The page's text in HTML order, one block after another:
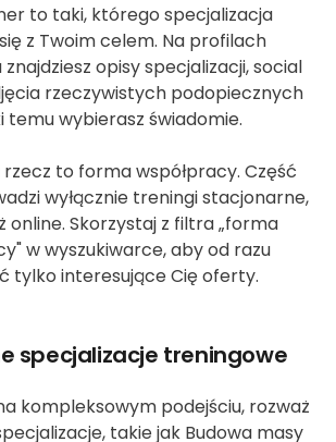
to taki, którego specjalizacja
z Twoim celem. Na profilach
opisy specjalizacji, social
rzeczywistych podopiecznych
temu wybierasz świadomie.
to forma współpracy. Część
wyłącznie treningi stacjonarne,
online. Skorzystaj z filtra „forma
w wyszukiwarce, aby od razu
tylko interesujące Cię oferty.
specjalizacje treningowe
kompleksowym podejściu, rozważ
takie jak Budowa masy